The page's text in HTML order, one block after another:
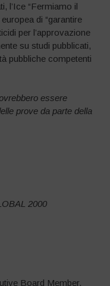
l’Ice “Fermiamo il
di “garantire
per l’approvazione
su studi pubblicati,
pubbliche competenti
essere
prove da parte della
2000
Board Member,